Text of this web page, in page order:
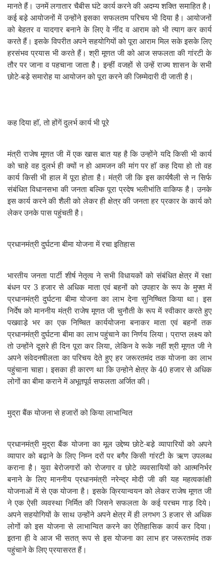
मानते हैं। उनमें लगातार चैबीस घंटे कार्य करने की अदम्य शक्ति समाहित है।
कई बडे़ आयोजनों में उन्होंने इसका सफलतम परिचय भी दिया है। आयोजनों
को बेहतर व यादगार बनाने के लिए वे नींद व आराम को भी त्याग कर कार्य
करते हैं। इसके विपरीत अपने सहयोगियों को पूरा आराम मिल सके इसके लिए
हरसंभव प्रयास भी करते हैं। श्री मूणत जी को आज सफलता की गांरटी के
तौर पर जाना व पहचाना जाता हैै। इन्हीं वजहों से उन्हें राज्य शासन के सभी
छोटे-बडे़ समारोह या आयोजन को पूरा करने की जिम्मेदारी दी जाती है।
कह दिया हाॅ, तो होंगें दुलर्भ कार्य भी पूरे
मंत्री राजेष मूणत जी में एक खास बात यह है कि उन्होंने यदि किसी भी कार्य
को चाहे वह दुलर्भ ही क्यों न हो आमजन की मांग पर हाॅ कह दिया हो तो वह
कार्य किसी भी हाल में पूरा होता है। मंत्री जी कि इस कार्यषैली से न सिर्फ
संबंधित विधानसभा की जनता बल्कि पूरा प्रदेष भलीभांति वाकिफ है। उनके
इस कार्य करने की शैली को लेकर ही क्षेत्र की जनता हर प्रकार के कार्य को
लेकर उनके पास पहुंचती है।
प्रधानमंत्री दुर्घटना बीमा योजना में रचा इतिहास
भारतीय जनता पार्टी शीर्ष नेतृत्व ने सभी विधायकों को संबंधित क्षेत्र में रक्षा
बंधन पर 3 हजार से अधिक माता एवं बहनों को उपहार के रूप के मुफ्त में
प्रधानमंत्री दुर्घटना बीमा योजना का लाभ देना सुनिष्चित किया था। इस
निर्देष को माननीय मंत्री राजेष मूणत जी चुनौती के रूप में स्वीकार करते हुए
पखवाडे़ भर का एक निष्चित कार्ययोजना बनाकर माता एवं बहनों तक
प्रधानमंत्री दुर्घटना बीमा का लाभ पहुंचाने का निर्णय लिया। प्राप्त लक्ष्य को
तो उन्होंने दूसरे ही दिन पूरा कर लिया,लेकिन वे रूके नहीं श्री मूणत जी ने
अपने संवेदनषीलता का परिचय देते हुए हर जरूरतमंद तक योजना का लाभ
पहुंचाना चाहा। इसका ही कारण था कि उन्होने क्षेत्र के 40 हजार से अधिक
लोगों का बीमा कराने में अभूतपूर्व सफलता अर्जित की।
मुद्रा बैंक योजना से हजारों को किया लाभान्वित
प्रधानमंत्री मुद्रा बैंक योजना का मूल उद्देष्य छोटे-बडे़ व्यापारियों को अपने
व्यापार को बढ़ाने के लिए निम्न दरों पर बगैर किसी गांरटी के ऋण उपलब्ध
कराना है। युवा बेरोजगारों को रोजगार व छोटे व्यवसायियों को आत्मनिर्भर
बनाने के लिए माननीय प्रधानमंत्री नरेन्द्र मोदी जी की यह महत्वकांक्षी
योजनाओं में से एक योजना है। इसके क्रियान्वयन को लेकर राजेष मूणत जी
ने एक ऐसी व्यवस्था निर्मित की जिसने सफलता के कई परचम गाड़ दिये।
अपने सहयोगियों के साथ उन्होंने अपने क्षेत्र में ही लगभग 3 हजार से अधिक
लोगों को इस योजना से लाभान्वित करने का ऐतिहासिक कार्य कर दिया।
इतना ही वे आज भी सतत् रूप से इस योजना का लाभ हर जरूरतमंद तक
पहुंचाने के लिए प्रयासरत हैं।